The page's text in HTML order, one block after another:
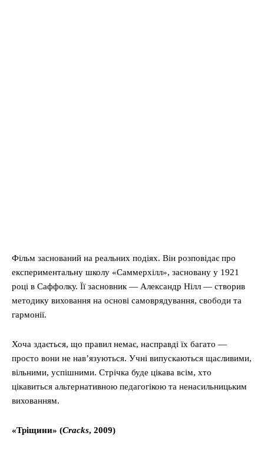
Фільм заснований на реальних подіях. Він розповідає про
експериментальну школу «Саммерхілл», засновану у 1921
році в Саффолку. Її засновник — Александр Нілл — створив
методику виховання на основі самоврядування, свободи та
гармонії.
Хоча здається, що правил немає, насправді їх багато —
просто вони не нав’язуються. Учні випускаються щасливими,
вільними, успішними. Стрічка буде цікава всім, хто
цікавиться альтернативною педагогікою та ненасильницьким
вихованням.
«Тріщини» (Cracks, 2009)